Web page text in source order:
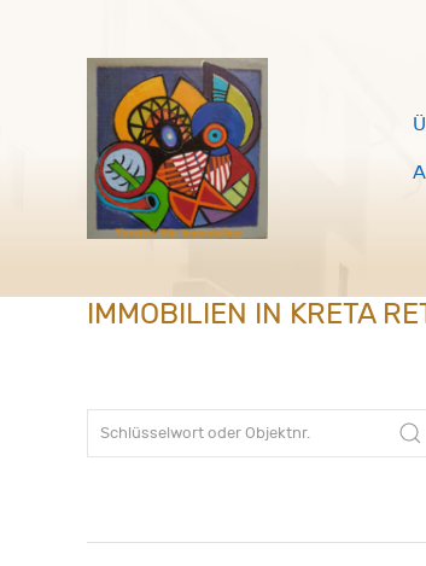
IMMOBILIEN IN KRETA